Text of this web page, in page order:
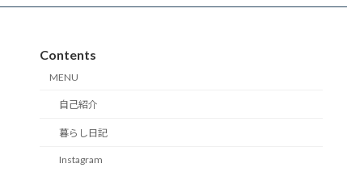
Contents
MENU
自己紹介
暮らし日記
Instagram